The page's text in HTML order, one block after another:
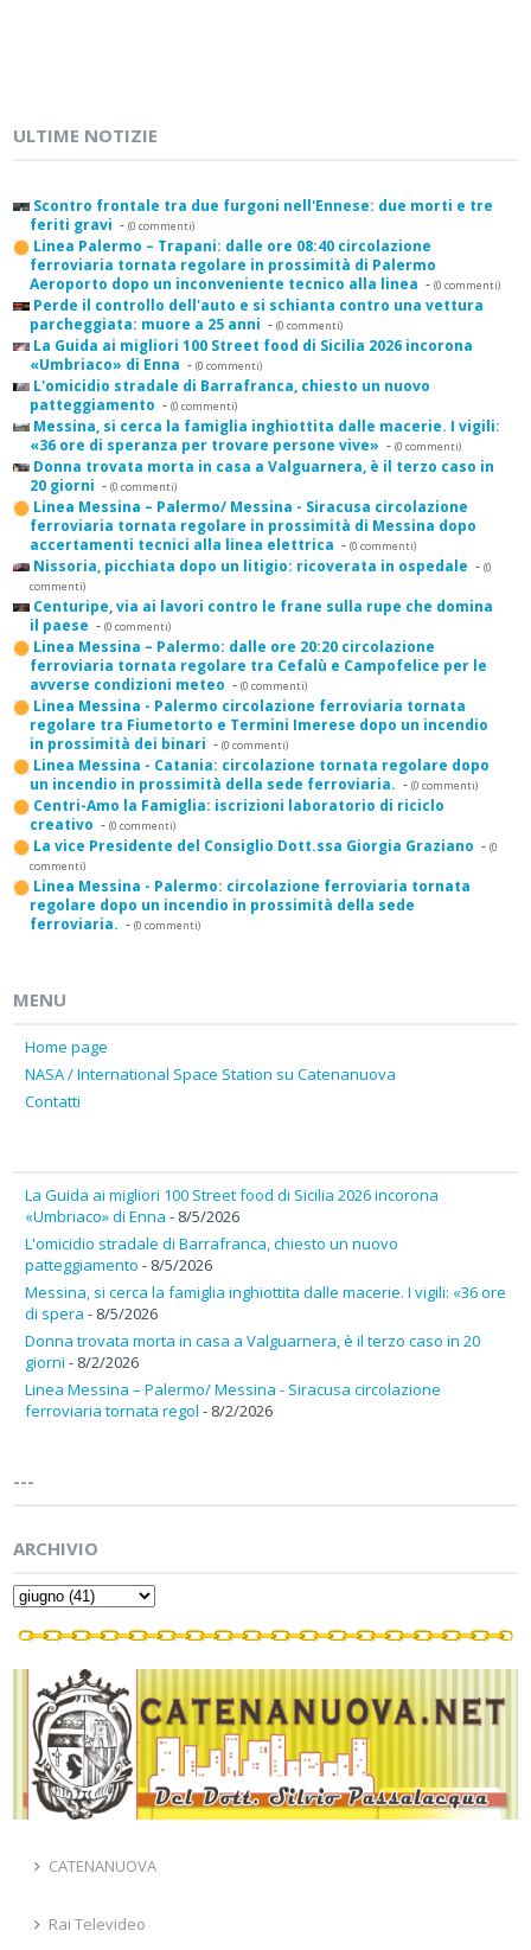
ULTIME NOTIZIE
Scontro frontale tra due furgoni nell'Ennese: due morti e tre
feriti gravi - (0 commenti)
Linea Palermo – Trapani: dalle ore 08:40 circolazione
ferroviaria tornata regolare in prossimità di Palermo
Aeroporto dopo un inconveniente tecnico alla linea - (0 commenti)
Perde il controllo dell'auto e si schianta contro una vettura
parcheggiata: muore a 25 anni - (0 commenti)
La Guida ai migliori 100 Street food di Sicilia 2026 incorona
«Umbriaco» di Enna - (0 commenti)
L'omicidio stradale di Barrafranca, chiesto un nuovo
patteggiamento - (0 commenti)
Messina, si cerca la famiglia inghiottita dalle macerie. I vigili:
«36 ore di speranza per trovare persone vive» - (0 commenti)
Donna trovata morta in casa a Valguarnera, è il terzo caso in
20 giorni - (0 commenti)
Linea Messina – Palermo/ Messina - Siracusa circolazione
ferroviaria tornata regolare in prossimità di Messina dopo
accertamenti tecnici alla linea elettrica - (0 commenti)
Nissoria, picchiata dopo un litigio: ricoverata in ospedale - (0
commenti)
Centuripe, via ai lavori contro le frane sulla rupe che domina
il paese - (0 commenti)
Linea Messina – Palermo: dalle ore 20:20 circolazione
ferroviaria tornata regolare tra Cefalù e Campofelice per le
avverse condizioni meteo - (0 commenti)
Linea Messina - Palermo circolazione ferroviaria tornata
regolare tra Fiumetorto e Termini Imerese dopo un incendio
in prossimità dei binari - (0 commenti)
Linea Messina - Catania: circolazione tornata regolare dopo
un incendio in prossimità della sede ferroviaria. - (0 commenti)
Centri-Amo la Famiglia: iscrizioni laboratorio di riciclo
creativo - (0 commenti)
La vice Presidente del Consiglio Dott.ssa Giorgia Graziano - (0
commenti)
Linea Messina - Palermo: circolazione ferroviaria tornata
regolare dopo un incendio in prossimità della sede
ferroviaria. - (0 commenti)
MENU
Home page
NASA / International Space Station su Catenanuova
Contatti
La Guida ai migliori 100 Street food di Sicilia 2026 incorona
«Umbriaco» di Enna - 8/5/2026
L'omicidio stradale di Barrafranca, chiesto un nuovo
patteggiamento - 8/5/2026
Messina, si cerca la famiglia inghiottita dalle macerie. I vigili: «36 ore
di spera - 8/5/2026
Donna trovata morta in casa a Valguarnera, è il terzo caso in 20
giorni - 8/2/2026
Linea Messina – Palermo/ Messina - Siracusa circolazione
ferroviaria tornata regol - 8/2/2026
---
ARCHIVIO
CATENANUOVA
Rai Televideo